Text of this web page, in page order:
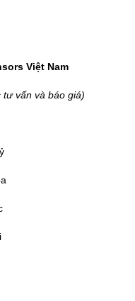
Việt Nam
vấn và báo giá)